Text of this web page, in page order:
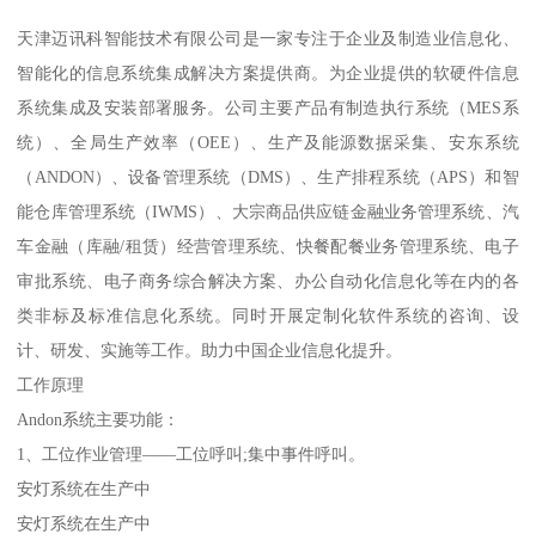
天津迈讯科智能技术有限公司是一家专注于企业及制造业信息化、
智能化的信息系统集成解决方案提供商。为企业提供的软硬件信息
系统集成及安装部署服务。公司主要产品有制造执行系统（MES系
统）、全局生产效率（OEE）、生产及能源数据采集、安东系统
（ANDON）、设备管理系统（DMS）、生产排程系统（APS）和智
能仓库管理系统（IWMS）、大宗商品供应链金融业务管理系统、汽
车金融（库融/租赁）经营管理系统、快餐配餐业务管理系统、电子
审批系统、电子商务综合解决方案、办公自动化信息化等在内的各
类非标及标准信息化系统。同时开展定制化软件系统的咨询、设
计、研发、实施等工作。助力中国企业信息化提升。
工作原理
Andon系统主要功能：
1、工位作业管理——工位呼叫;集中事件呼叫。
安灯系统在生产中
安灯系统在生产中